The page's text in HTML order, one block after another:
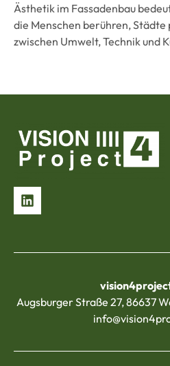
Ästhetik im Fassadenbau
die Menschen berühren, Städte
zwischen Umwelt, Technik und
Augsburger Straße 27, 86637